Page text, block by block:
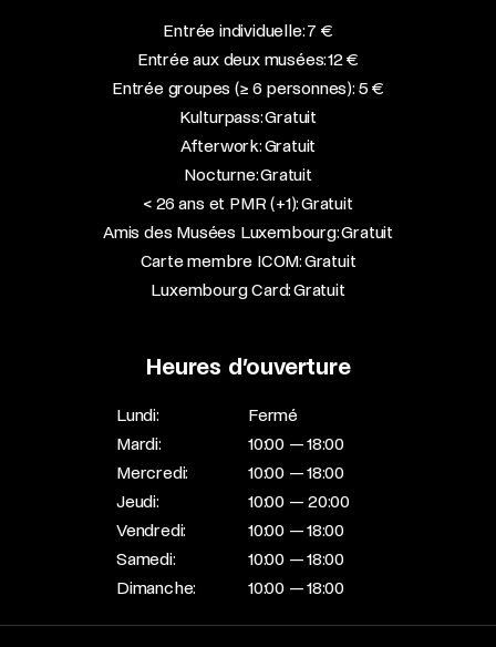
Entrée individuelle: 7 €
Entrée aux deux musées: 12 €
Entrée groupes (≥ 6 personnes): 5 €
Kulturpass: Gratuit
Afterwork: Gratuit
Nocturne: Gratuit
< 26 ans et PMR (+1): Gratuit
Amis des Musées Luxembourg: Gratuit
Carte membre ICOM: Gratuit
Luxembourg Card: Gratuit
Heures d’ouverture
Lundi:
Fermé
Mardi:
10:00 — 18:00
Mercredi:
10:00 — 18:00
Jeudi:
10:00 — 20:00
Vendredi:
10:00 — 18:00
Samedi:
10:00 — 18:00
Dimanche:
10:00 — 18:00